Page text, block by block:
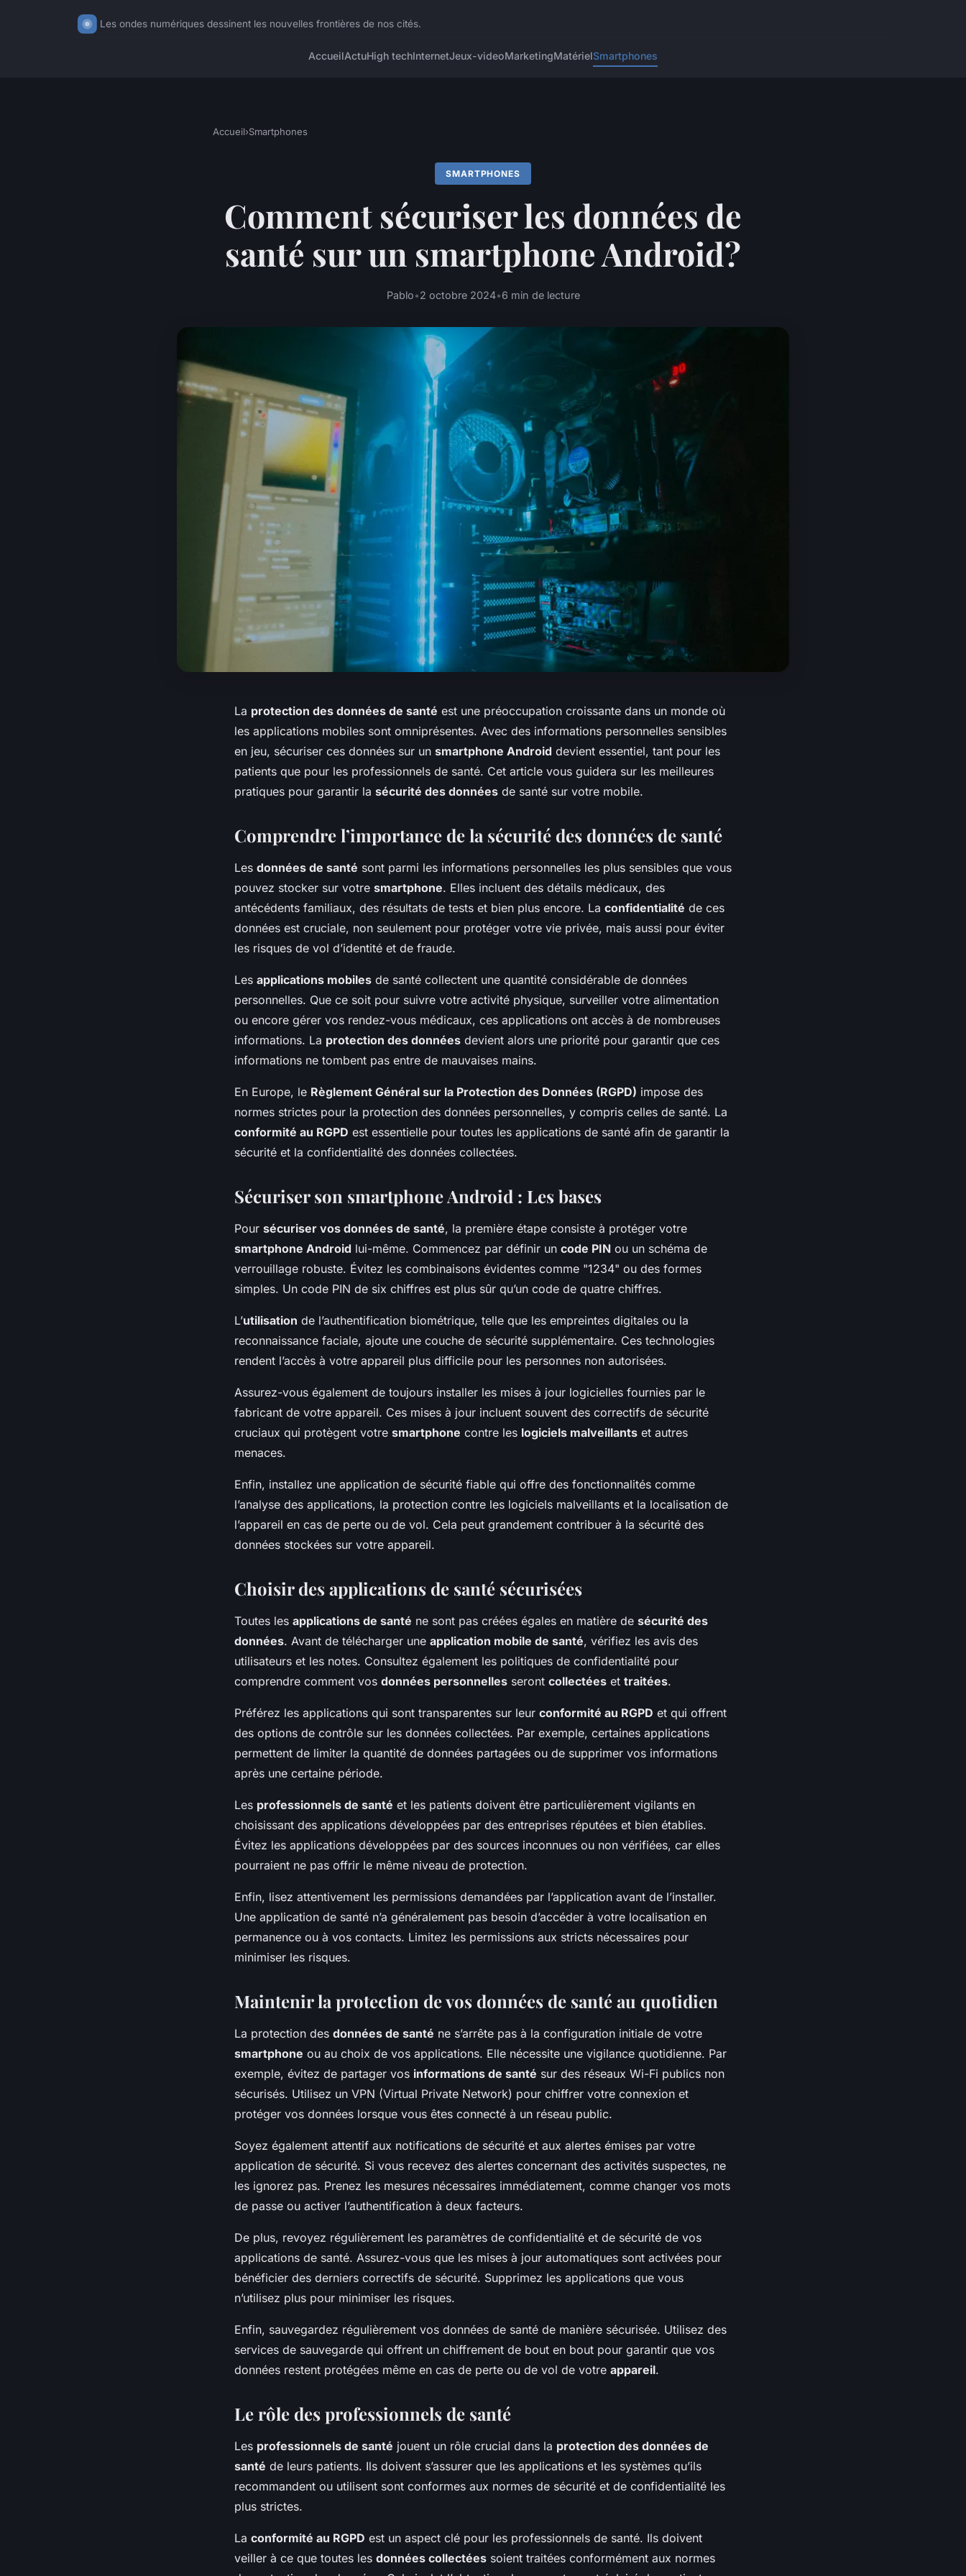
Les ondes numériques dessinent les nouvelles frontières de nos cités.
AccueilActuHigh techInternetJeux-videoMarketingMatérielSmartphones
Accueil›Smartphones
SMARTPHONES
Comment sécuriser les données de
santé sur un smartphone Android?
Pablo•2 octobre 2024•6 min de lecture
La protection des données de santé est une préoccupation croissante dans un monde où
les applications mobiles sont omniprésentes. Avec des informations personnelles sensibles
en jeu, sécuriser ces données sur un smartphone Android devient essentiel, tant pour les
patients que pour les professionnels de santé. Cet article vous guidera sur les meilleures
pratiques pour garantir la sécurité des données de santé sur votre mobile.
Comprendre l’importance de la sécurité des données de santé
Les données de santé sont parmi les informations personnelles les plus sensibles que vous
pouvez stocker sur votre smartphone. Elles incluent des détails médicaux, des
antécédents familiaux, des résultats de tests et bien plus encore. La confidentialité de ces
données est cruciale, non seulement pour protéger votre vie privée, mais aussi pour éviter
les risques de vol d’identité et de fraude.
Les applications mobiles de santé collectent une quantité considérable de données
personnelles. Que ce soit pour suivre votre activité physique, surveiller votre alimentation
ou encore gérer vos rendez-vous médicaux, ces applications ont accès à de nombreuses
informations. La protection des données devient alors une priorité pour garantir que ces
informations ne tombent pas entre de mauvaises mains.
En Europe, le Règlement Général sur la Protection des Données (RGPD) impose des
normes strictes pour la protection des données personnelles, y compris celles de santé. La
conformité au RGPD est essentielle pour toutes les applications de santé afin de garantir la
sécurité et la confidentialité des données collectées.
Sécuriser son smartphone Android : Les bases
Pour sécuriser vos données de santé, la première étape consiste à protéger votre
smartphone Android lui-même. Commencez par définir un code PIN ou un schéma de
verrouillage robuste. Évitez les combinaisons évidentes comme "1234" ou des formes
simples. Un code PIN de six chiffres est plus sûr qu’un code de quatre chiffres.
L’utilisation de l’authentification biométrique, telle que les empreintes digitales ou la
reconnaissance faciale, ajoute une couche de sécurité supplémentaire. Ces technologies
rendent l’accès à votre appareil plus difficile pour les personnes non autorisées.
Assurez-vous également de toujours installer les mises à jour logicielles fournies par le
fabricant de votre appareil. Ces mises à jour incluent souvent des correctifs de sécurité
cruciaux qui protègent votre smartphone contre les logiciels malveillants et autres
menaces.
Enfin, installez une application de sécurité fiable qui offre des fonctionnalités comme
l’analyse des applications, la protection contre les logiciels malveillants et la localisation de
l’appareil en cas de perte ou de vol. Cela peut grandement contribuer à la sécurité des
données stockées sur votre appareil.
Choisir des applications de santé sécurisées
Toutes les applications de santé ne sont pas créées égales en matière de sécurité des
données. Avant de télécharger une application mobile de santé, vérifiez les avis des
utilisateurs et les notes. Consultez également les politiques de confidentialité pour
comprendre comment vos données personnelles seront collectées et traitées.
Préférez les applications qui sont transparentes sur leur conformité au RGPD et qui offrent
des options de contrôle sur les données collectées. Par exemple, certaines applications
permettent de limiter la quantité de données partagées ou de supprimer vos informations
après une certaine période.
Les professionnels de santé et les patients doivent être particulièrement vigilants en
choisissant des applications développées par des entreprises réputées et bien établies.
Évitez les applications développées par des sources inconnues ou non vérifiées, car elles
pourraient ne pas offrir le même niveau de protection.
Enfin, lisez attentivement les permissions demandées par l’application avant de l’installer.
Une application de santé n’a généralement pas besoin d’accéder à votre localisation en
permanence ou à vos contacts. Limitez les permissions aux stricts nécessaires pour
minimiser les risques.
Maintenir la protection de vos données de santé au quotidien
La protection des données de santé ne s’arrête pas à la configuration initiale de votre
smartphone ou au choix de vos applications. Elle nécessite une vigilance quotidienne. Par
exemple, évitez de partager vos informations de santé sur des réseaux Wi-Fi publics non
sécurisés. Utilisez un VPN (Virtual Private Network) pour chiffrer votre connexion et
protéger vos données lorsque vous êtes connecté à un réseau public.
Soyez également attentif aux notifications de sécurité et aux alertes émises par votre
application de sécurité. Si vous recevez des alertes concernant des activités suspectes, ne
les ignorez pas. Prenez les mesures nécessaires immédiatement, comme changer vos mots
de passe ou activer l’authentification à deux facteurs.
De plus, revoyez régulièrement les paramètres de confidentialité et de sécurité de vos
applications de santé. Assurez-vous que les mises à jour automatiques sont activées pour
bénéficier des derniers correctifs de sécurité. Supprimez les applications que vous
n’utilisez plus pour minimiser les risques.
Enfin, sauvegardez régulièrement vos données de santé de manière sécurisée. Utilisez des
services de sauvegarde qui offrent un chiffrement de bout en bout pour garantir que vos
données restent protégées même en cas de perte ou de vol de votre appareil.
Le rôle des professionnels de santé
Les professionnels de santé jouent un rôle crucial dans la protection des données de
santé de leurs patients. Ils doivent s’assurer que les applications et les systèmes qu’ils
recommandent ou utilisent sont conformes aux normes de sécurité et de confidentialité les
plus strictes.
La conformité au RGPD est un aspect clé pour les professionnels de santé. Ils doivent
veiller à ce que toutes les données collectées soient traitées conformément aux normes